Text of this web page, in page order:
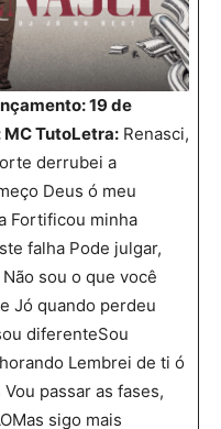
19 de
TutoLetra: Renasci,
derrubei a
Deus ó meu
Fortificou minha
falha Pode julgar,
sou o que você
Jó quando perdeu
diferenteSou
Lembrei de ti ó
passar as fases,
sigo mais